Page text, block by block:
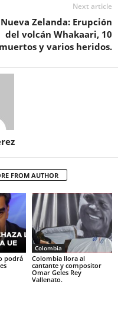
Next article
Nueva Zelanda: Erupción
del volcán Whakaari, 10
muertos y varios heridos.
FROM AUTHOR
podrá
Colombia
Colombia llora al
cantante y compositor
Omar Geles Rey
Vallenato.